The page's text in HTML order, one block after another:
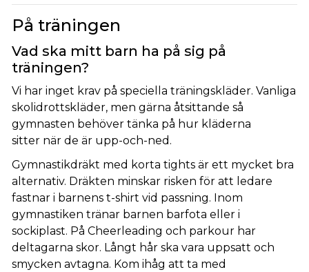
På träningen
Vad ska mitt barn ha på sig på
träningen?
Vi har inget krav på speciella träningskläder. Vanliga
skolidrottskläder, men gärna åtsittande så
gymnasten behöver tänka på hur kläderna
sitter när de är upp-och-ned.
Gymnastikdräkt med korta tights är ett mycket bra
alternativ. Dräkten minskar risken för att ledare
fastnar i barnens t-shirt vid passning. Inom
gymnastiken tränar barnen barfota eller i
sockiplast. På Cheerleading och parkour har
deltagarna skor. Långt hår ska vara uppsatt och
smycken avtagna. Kom ihåg att ta med